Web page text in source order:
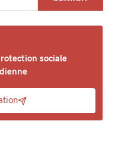
sociale